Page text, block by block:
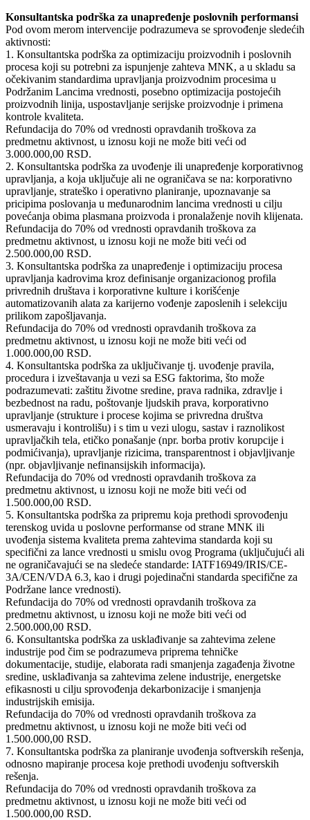
Konsultantska podrška za unapređenje poslovnih performansi
Pod ovom merom intervencije podrazumeva se sprovođenje sledećih
aktivnosti:
1. Konsultantska podrška za optimizaciju proizvodnih i poslovnih
procesa koji su potrebni za ispunjenje zahteva MNK, a u skladu sa
očekivanim standardima upravljanja proizvodnim procesima u
Podržanim Lancima vrednosti, posebno optimizacija postojećih
proizvodnih linija, uspostavljanje serijske proizvodnje i primena
kontrole kvaliteta.
Refundacija do 70% od vrednosti opravdanih troškova za
predmetnu aktivnost, u iznosu koji ne može biti veći od
3.000.000,00 RSD.
2. Konsultantska podrška za uvođenje ili unapređenje korporativnog
upravljanja, a koja uključuje ali ne ograničava se na: korporativno
upravljanje, strateško i operativno planiranje, upoznavanje sa
pricipima poslovanja u međunarodnim lancima vrednosti u cilju
povećanja obima plasmana proizvoda i pronalaženje novih klijenata.
Refundacija do 70% od vrednosti opravdanih troškova za
predmetnu aktivnost, u iznosu koji ne može biti veći od
2.500.000,00 RSD.
3. Konsultantska podrška za unapređenje i optimizaciju procesa
upravljanja kadrovima kroz definisanje organizacionog profila
privrednih društava i korporativne kulture i korišćenje
automatizovanih alata za karijerno vođenje zaposlenih i selekciju
prilikom zapošljavanja.
Refundacija do 70% od vrednosti opravdanih troškova za
predmetnu aktivnost, u iznosu koji ne može biti veći od
1.000.000,00 RSD.
4. Konsultantska podrška za uključivanje tj. uvođenje pravila,
procedura i izveštavanja u vezi sa ESG faktorima, što može
podrazumevati: zaštitu životne sredine, prava radnika, zdravlje i
bezbednost na radu, poštovanje ljudskih prava, korporativno
upravljanje (strukture i procese kojima se privredna društva
usmeravaju i kontrolišu) i s tim u vezi ulogu, sastav i raznolikost
upravljačkih tela, etičko ponašanje (npr. borba protiv korupcije i
podmićivanja), upravljanje rizicima, transparentnost i objavljivanje
(npr. objavljivanje nefinansijskih informacija).
Refundacija do 70% od vrednosti opravdanih troškova za
predmetnu aktivnost, u iznosu koji ne može biti veći od
1.500.000,00 RSD.
5. Konsultantska podrška za pripremu koja prethodi sprovođenju
terenskog uvida u poslovne performanse od strane MNK ili
uvođenja sistema kvaliteta prema zahtevima standarda koji su
specifični za lance vrednosti u smislu ovog Programa (uključujući ali
ne ograničavajući se na sledeće standarde: IATF16949/IRIS/CE-
3A/CEN/VDA 6.3, kao i drugi pojedinačni standarda specifične za
Podržane lance vrednosti).
Refundacija do 70% od vrednosti opravdanih troškova za
predmetnu aktivnost, u iznosu koji ne može biti veći od
2.500.000,00 RSD.
6. Konsultantska podrška za usklađivanje sa zahtevima zelene
industrije pod čim se podrazumeva priprema tehničke
dokumentacije, studije, elaborata radi smanjenja zagađenja životne
sredine, usklađivanja sa zahtevima zelene industrije, energetske
efikasnosti u cilju sprovođenja dekarbonizacije i smanjenja
industrijskih emisija.
Refundacija do 70% od vrednosti opravdanih troškova za
predmetnu aktivnost, u iznosu koji ne može biti veći od
1.500.000,00 RSD.
7. Konsultantska podrška za planiranje uvođenja softverskih rešenja,
odnosno mapiranje procesa koje prethodi uvođenju softverskih
rešenja.
Refundacija do 70% od vrednosti opravdanih troškova za
predmetnu aktivnost, u iznosu koji ne može biti veći od
1.500.000,00 RSD.